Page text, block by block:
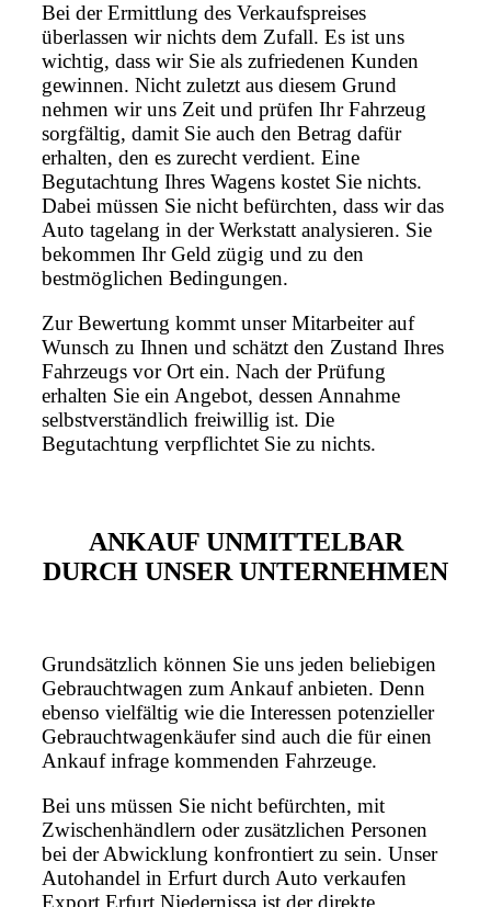
Bei der Ermittlung des Verkaufspreises
überlassen wir nichts dem Zufall. Es ist uns
wichtig, dass wir Sie als zufriedenen Kunden
gewinnen. Nicht zuletzt aus diesem Grund
nehmen wir uns Zeit und prüfen Ihr Fahrzeug
sorgfältig, damit Sie auch den Betrag dafür
erhalten, den es zurecht verdient. Eine
Begutachtung Ihres Wagens kostet Sie nichts.
Dabei müssen Sie nicht befürchten, dass wir das
Auto tagelang in der Werkstatt analysieren. Sie
bekommen Ihr Geld zügig und zu den
bestmöglichen Bedingungen.
Zur Bewertung kommt unser Mitarbeiter auf
Wunsch zu Ihnen und schätzt den Zustand Ihres
Fahrzeugs vor Ort ein. Nach der Prüfung
erhalten Sie ein Angebot, dessen Annahme
selbstverständlich freiwillig ist. Die
Begutachtung verpflichtet Sie zu nichts.
ANKAUF UNMITTELBAR
DURCH UNSER UNTERNEHMEN
Grundsätzlich können Sie uns jeden beliebigen
Gebrauchtwagen zum Ankauf anbieten. Denn
ebenso vielfältig wie die Interessen potenzieller
Gebrauchtwagenkäufer sind auch die für einen
Ankauf infrage kommenden Fahrzeuge.
Bei uns müssen Sie nicht befürchten, mit
Zwischenhändlern oder zusätzlichen Personen
bei der Abwicklung konfrontiert zu sein. Unser
Autohandel in Erfurt durch Auto verkaufen
Export Erfurt Niedernissa ist der direkte